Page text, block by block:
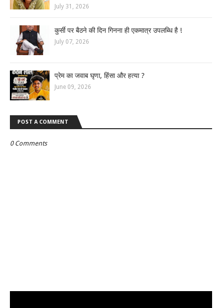
July 31, 2026
कुर्सी पर बैठने की दिन गिनना ही एकमात्र उपलब्धि है !
July 07, 2026
प्रेम का जवाब घृणा, हिंसा और हत्या ?
June 09, 2026
POST A COMMENT
0 Comments